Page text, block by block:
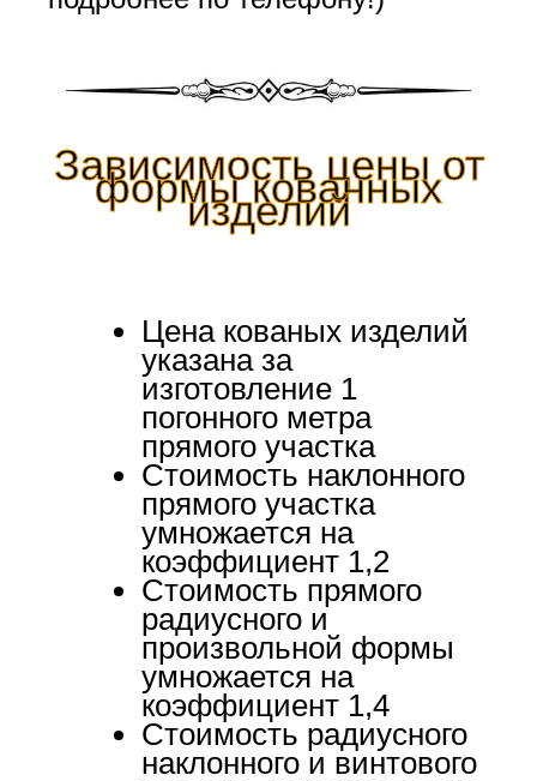
Зависимость цены от
формы кованных
изделий
Цена кованых изделий
указана за
изготовление 1
погонного метра
прямого участка
Стоимость наклонного
прямого участка
умножается на
коэффициент 1,2
Стоимость прямого
радиусного и
произвольной формы
умножается на
коэффициент 1,4
Стоимость радиусного
наклонного и винтового